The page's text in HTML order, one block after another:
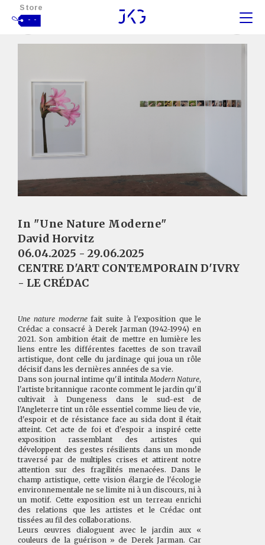
Store
- -
In "Une Nature Moderne"
David Horvitz
06.04.2025 - 29.06.2025
CENTRE D'ART CONTEMPORAIN D'IVRY
- LE CRÉDAC
Une nature modernefait suite à l'exposition que le
Crédac a consacré à Derek Jarman (1942-1994) en
2021. Son ambition était de mettre en lumière les
liens entre les différentes facettes de son travail
artistique, dont celle du jardinage qui joua un rôle
décisif dans les dernières années de sa vie.
Dans son journal intime qu'il intitulaModern Nature,
l'artiste britannique raconte comment le jardin qu'il
cultivait à Dungeness dans le sud-est de
l'Angleterre tint un rôle essentiel comme lieu de vie,
d'espoir et de résistance face au sida dont il était
atteint. Cet acte de foi et d'espoir a inspiré cette
exposition rassemblant des artistes qui
développent des gestes résilients dans un monde
traversé par de multiples crises et attirent notre
attention sur des fragilités menacées. Dans le
champ artistique, cette vision élargie de l'écologie
environnementale ne se limite ni à un discours, ni à
un motif. Cette exposition est un terreau enrichi
des relations que les artistes et le Crédac ont
tissées au fil des collaborations.
Leurs œuvres dialoguent avec le jardin aux «
couleurs de la guérison » de Derek Jarman. Car